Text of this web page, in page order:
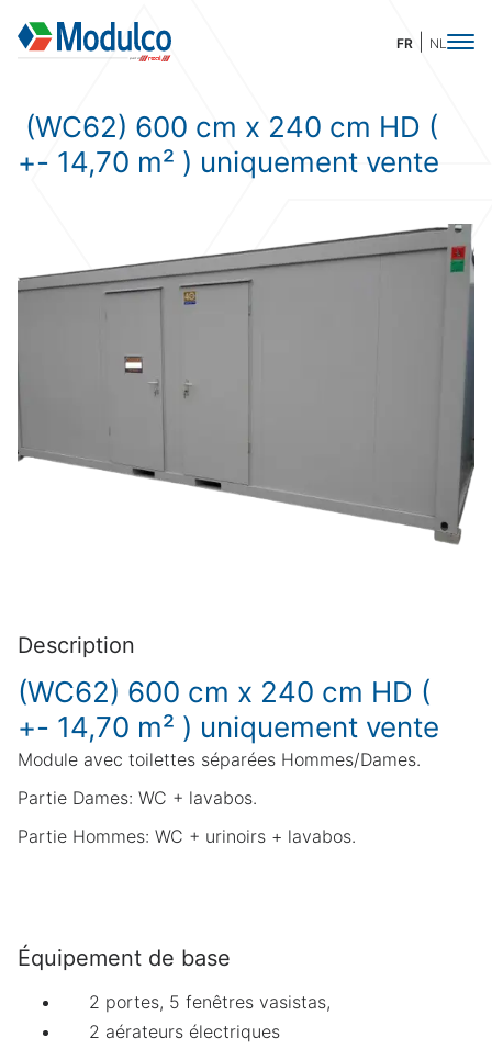
FR NL
(WC62) 600 cm x 240 cm HD (
+- 14,70 m² ) uniquement vente
Description
(WC62) 600 cm x 240 cm HD (
+- 14,70 m² ) uniquement vente
Module avec toilettes séparées Hommes/Dames.
Partie Dames: WC + lavabos.
Partie Hommes: WC + urinoirs + lavabos.
Équipement de base
2 portes, 5 fenêtres vasistas,
2 aérateurs électriques